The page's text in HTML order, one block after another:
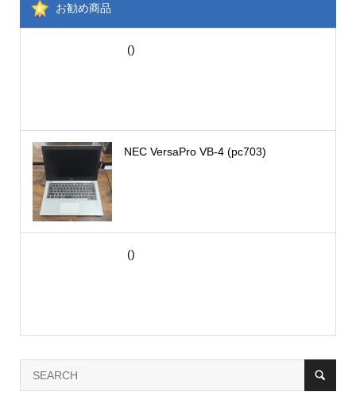
お勧め商品
()
NEC VersaPro VB-4 (pc703)
()